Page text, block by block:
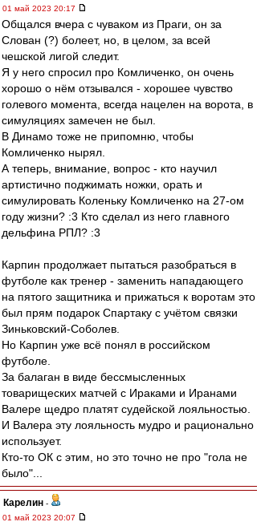
01 май 2023 20:17
Общался вчера с чуваком из Праги, он за
Слован (?) болеет, но, в целом, за всей
чешской лигой следит.
Я у него спросил про Комличенко, он очень
хорошо о нём отзывался - хорошее чувство
голевого момента, всегда нацелен на ворота, в
симуляциях замечен не был.
В Динамо тоже не припомню, чтобы
Комличенко нырял.
А теперь, внимание, вопрос - кто научил
артистично поджимать ножки, орать и
симулировать Коленьку Комличенко на 27-ом
году жизни? :3 Кто сделал из него главного
дельфина РПЛ? :3
Карпин продолжает пытаться разобраться в
футболе как тренер - заменить нападающего
на пятого защитника и прижаться к воротам это
был прям подарок Спартаку с учётом связки
Зиньковский-Соболев.
Но Карпин уже всё понял в российском
футболе.
За балаган в виде бессмысленных
товарищеских матчей с Ираками и Иранами
Валере щедро платят судейской лояльностью.
И Валера эту лояльность мудро и рационально
использует.
Кто-то ОК с этим, но это точно не про "гола не
было"...
Карелин -
01 май 2023 20:07